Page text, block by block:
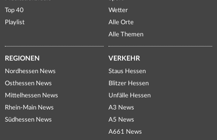
Top 40
Playlist
Wetter
Alle Orte
Alle Themen
REGIONEN
Nordhessen News
Osthessen News
Mittelhessen News
Rhein-Main News
Südhessen News
VERKEHR
Staus Hessen
Blitzer Hessen
Unfälle Hessen
A3 News
A5 News
A661 News